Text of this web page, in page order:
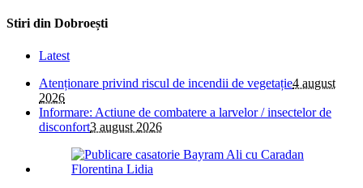
Stiri din Dobroești
Latest
Atenționare privind riscul de incendii de vegetație4 august
2026
Informare: Actiune de combatere a larvelor / insectelor de
disconfort3 august 2026